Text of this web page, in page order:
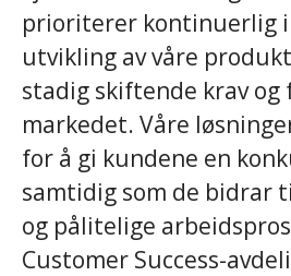
prioriterer kontinuerlig
utvikling av våre
stadig skiftende krav
markedet. Våre
for å gi kundene en
samtidig som de bidrar
og pålitelige
Customer Success-